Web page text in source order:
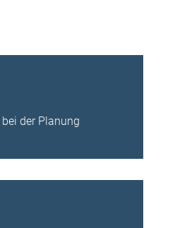
der Planung